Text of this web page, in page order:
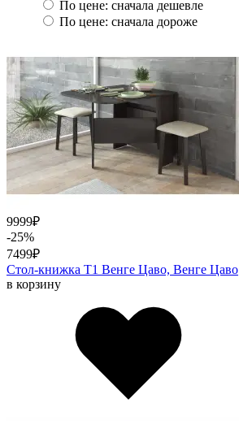
По цене: сначала дешевле
По цене: сначала дороже
9999₽
-25%
7499₽
Стол-книжка Т1 Венге Цаво, Венге Цаво
в корзину